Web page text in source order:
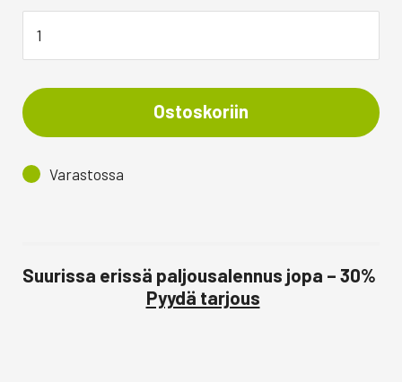
Ostoskoriin
Varastossa
Suurissa erissä paljousalennus jopa – 30%
Pyydä tarjous